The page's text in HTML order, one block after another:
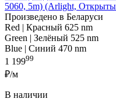
5060, 5m) (Arlight,
Произведено в Беларуси
Red | Красный 625 nm
Green | Зелёный 525 nm
Blue | Синий 470 nm
1 19999
₽/м
В наличии